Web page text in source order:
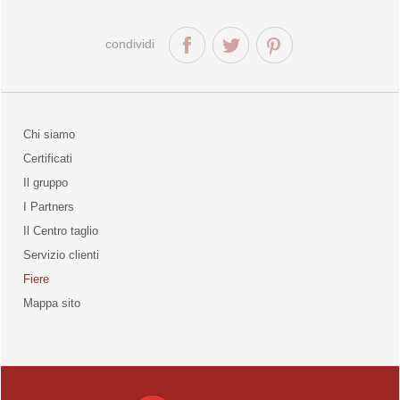
condividi
Chi siamo
qualità
Certificati
Il gruppo
I Partners
Il Centro taglio
Servizio clienti
Fiere
Mappa sito